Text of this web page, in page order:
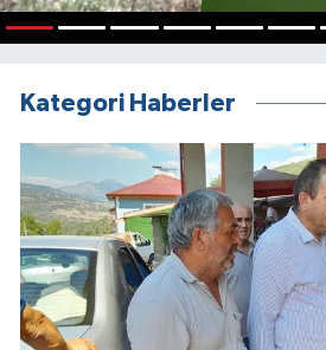
Kategori Haberler